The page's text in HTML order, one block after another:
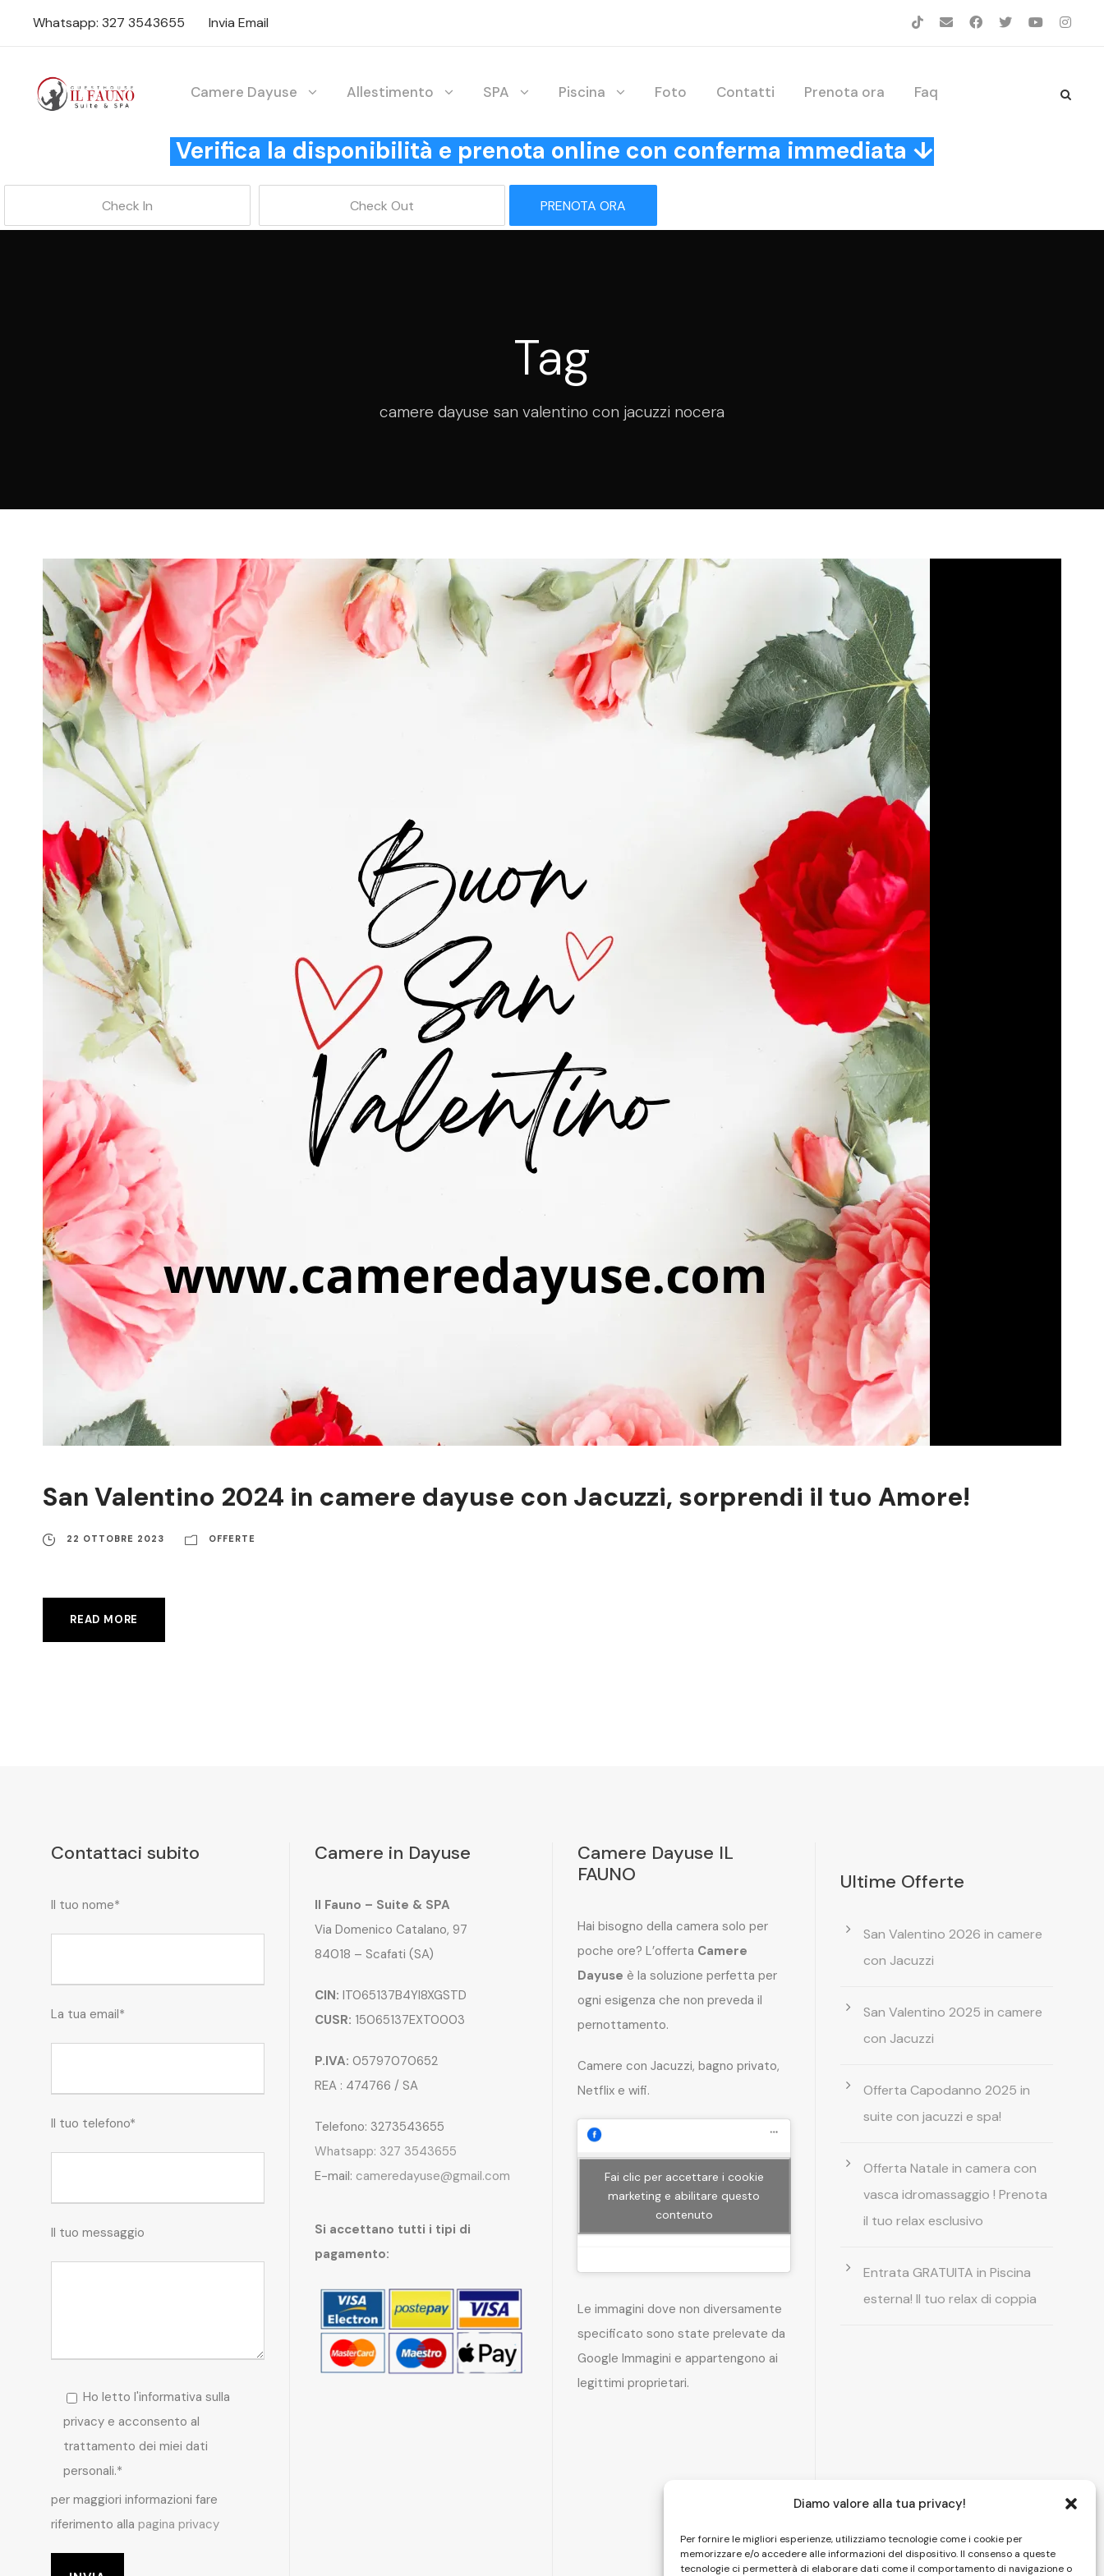
Diamo valore alla tua privacy!
Per fornire le migliori esperienze, utilizziamo tecnologie come i cookie per
memorizzare e/o accedere alle informazioni del dispositivo. Il consenso a queste
tecnologie ci permetterà di elaborare dati come il comportamento di navigazione o
Whatsapp: 327 3543655 Invia Email
Camere Dayuse Allestimento SPA Piscina Foto Contatti Prenota ora Faq
Verifica la disponibilità e prenota online con conferma immediata ↓
PRENOTA ORA
Tag
camere dayuse san valentino con jacuzzi nocera
San Valentino 2024 in camere dayuse con Jacuzzi, sorprendi il tuo Amore!
22 OTTOBRE 2023 OFFERTE
READ MORE
Contattaci subito
Il tuo nome*
La tua email*
Il tuo telefono*
Il tuo messaggio
Ho letto l'informativa sulla
privacy e acconsento al
trattamento dei miei dati
personali.*
per maggiori informazioni fare
riferimento alla pagina privacy
Camere in Dayuse
Il Fauno – Suite & SPA
Via Domenico Catalano, 97
84018 – Scafati (SA)
CIN: IT065137B4YI8XGSTD
CUSR: 15065137EXT0003
P.IVA: 05797070652
REA : 474766 / SA
Telefono: 3273543655
Whatsapp: 327 3543655
E-mail: cameredayuse@gmail.com
Si accettano tutti i tipi di
pagamento:
Camere Dayuse IL
FAUNO
Hai bisogno della camera solo per
poche ore? L’offerta Camere
Dayuse è la soluzione perfetta per
ogni esigenza che non preveda il
pernottamento.
Camere con Jacuzzi, bagno privato,
Netflix e wifi.
Fai clic per accettare i cookie
marketing e abilitare questo
contenuto
Le immagini dove non diversamente
specificato sono state prelevate da
Google Immagini e appartengono ai
legittimi proprietari.
Ultime Offerte
San Valentino 2026 in camere
con Jacuzzi
San Valentino 2025 in camere
con Jacuzzi
Offerta Capodanno 2025 in
suite con jacuzzi e spa!
Offerta Natale in camera con
vasca idromassaggio ! Prenota
il tuo relax esclusivo
Entrata GRATUITA in Piscina
esterna! Il tuo relax di coppia